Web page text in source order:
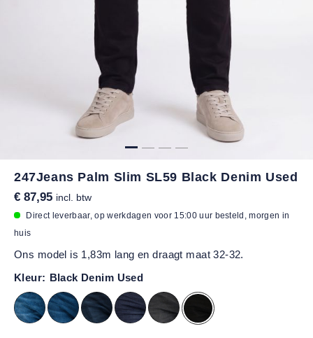
247Jeans Palm Slim SL59 Black Denim Used
€ 87,95 incl. btw
Direct leverbaar, op werkdagen voor 15:00 uur besteld, morgen in
huis
Ons model is 1,83m lang en draagt maat 32-32.
Kleur: Black Denim Used